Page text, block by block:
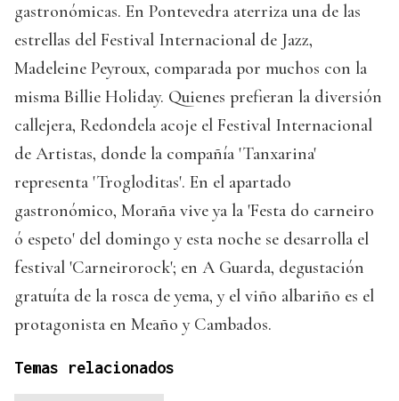
gastronómicas. En Pontevedra aterriza una de las
estrellas del Festival Internacional de Jazz,
Madeleine Peyroux, comparada por muchos con la
misma Billie Holiday. Quienes prefieran la diversión
callejera, Redondela acoje el Festival Internacional
de Artistas, donde la compañía 'Tanxarina'
representa 'Trogloditas'. En el apartado
gastronómico, Moraña vive ya la 'Festa do carneiro
ó espeto' del domingo y esta noche se desarrolla el
festival 'Carneirorock'; en A Guarda, degustación
gratuíta de la rosca de yema, y el viño albariño es el
protagonista en Meaño y Cambados.
Temas relacionados